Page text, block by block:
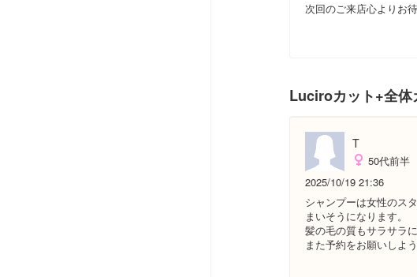
次回のご来店心よりお
Luciroカット+全
T
50代前半
2025/10/19 21:36
シャンプーは女性のス
まいそうになります。
髪の毛の質もサラサラ
また予約をお願いしよ